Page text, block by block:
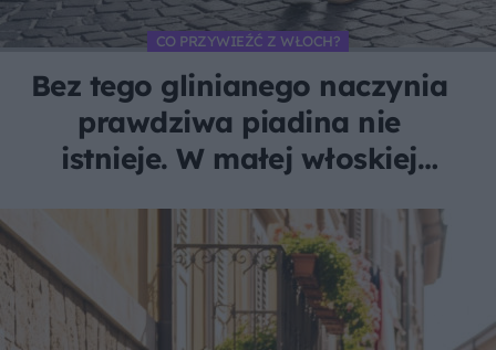
CO PRZYWIEŹĆ Z WŁOCH?
Bez tego glinianego naczynia
prawdziwa piadina nie
istnieje. W małej włoskiej
rodzina